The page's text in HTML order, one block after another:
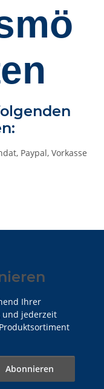
Paypal, Vorkasse
Ihrer
jederzeit
Abonnieren